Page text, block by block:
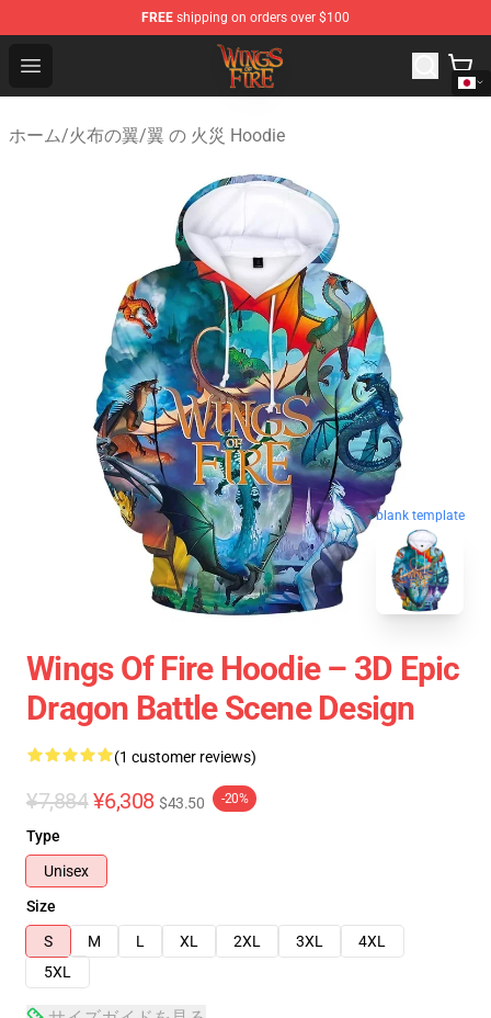
FREE shipping on orders over $100
Open menu
Wings of Fire Shop - Official Wings of Fire Merchandise
ホーム/火布の翼/翼 の 火災 Hoodie
blank template
Wings Of Fire Hoodie – 3D Epic
Dragon Battle Scene Design
(1 customer reviews)
¥7,884 ¥6,308 $43.50 -20%
Type
Unisex
Size
S
M L XL 2XL 3XL
4XL
5XL